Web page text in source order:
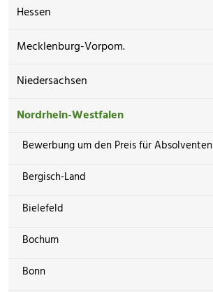
Hessen
Mecklenburg-Vorpom.
Niedersachsen
Nordrhein-Westfalen
Bewerbung um den Preis für Absolventen
Bergisch-Land
Bielefeld
Bochum
Bonn